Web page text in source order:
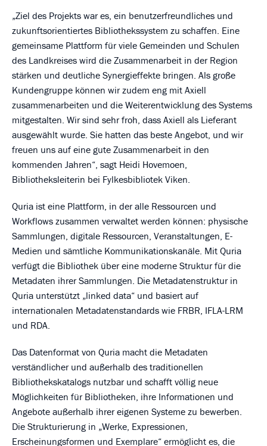
„Ziel des Projekts war es, ein benutzerfreundliches und
zukunftsorientiertes Bibliothekssystem zu schaffen. Eine
gemeinsame Plattform für viele Gemeinden und Schulen
des Landkreises wird die Zusammenarbeit in der Region
stärken und deutliche Synergieffekte bringen. Als große
Kundengruppe können wir zudem eng mit Axiell
zusammenarbeiten und die Weiterentwicklung des Systems
mitgestalten. Wir sind sehr froh, dass Axiell als Lieferant
ausgewählt wurde. Sie hatten das beste Angebot, und wir
freuen uns auf eine gute Zusammenarbeit in den
kommenden Jahren“, sagt Heidi Hovemoen,
Bibliotheksleiterin bei Fylkesbibliotek Viken.
Quria ist eine Plattform, in der alle Ressourcen und
Workflows zusammen verwaltet werden können: physische
Sammlungen, digitale Ressourcen, Veranstaltungen, E-
Medien und sämtliche Kommunikationskanäle. Mit Quria
verfügt die Bibliothek über eine moderne Struktur für die
Metadaten ihrer Sammlungen. Die Metadatenstruktur in
Quria unterstützt „linked data“ und basiert auf
internationalen Metadatenstandards wie FRBR, IFLA-LRM
und RDA.
Das Datenformat von Quria macht die Metadaten
verständlicher und außerhalb des traditionellen
Bibliothekskatalogs nutzbar und schafft völlig neue
Möglichkeiten für Bibliotheken, ihre Informationen und
Angebote außerhalb ihrer eigenen Systeme zu bewerben.
Die Strukturierung in „Werke, Expressionen,
Erscheinungsformen und Exemplare“ ermöglicht es, die